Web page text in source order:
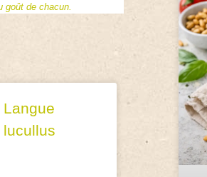
goût de chacun.
Langue
lucullus